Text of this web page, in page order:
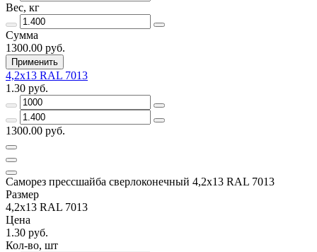
Вес, кг
Сумма
1300.00 руб.
Применить
4,2х13 RAL 7013
1.30 руб.
1300.00 руб.
Саморез прессшайба сверлоконечный 4,2х13 RAL 7013
Размер
4,2х13 RAL 7013
Цена
1.30 руб.
Кол-во, шт